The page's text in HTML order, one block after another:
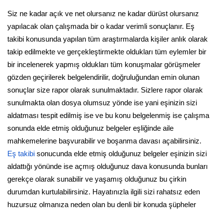
Siz ne kadar açık ve net olursanız ne kadar dürüst olursanız
yapılacak olan çalışmada bir o kadar verimli sonuçlanır. Eş
takibi konusunda yapılan tüm araştırmalarda kişiler anlık olarak
takip edilmekte ve gerçekleştirmekte oldukları tüm eylemler bir
bir incelenerek yapmış oldukları tüm konuşmalar görüşmeler
gözden geçirilerek belgelendirilir, doğruluğundan emin olunan
sonuçlar size rapor olarak sunulmaktadır. Sizlere rapor olarak
sunulmakta olan dosya olumsuz yönde ise yani eşinizin sizi
aldatması tespit edilmiş ise ve bu konu belgelenmiş ise çalışma
sonunda elde etmiş olduğunuz belgeler eşliğinde aile
mahkemelerine başvurabilir ve boşanma davası açabilirsiniz.
Eş takibi sonucunda elde etmiş olduğunuz belgeler eşinizin sizi
aldattığı yönünde ise açmış olduğunuz dava konusunda bunları
gerekçe olarak sunabilir ve yaşamış olduğunuz bu çirkin
durumdan kurtulabilirsiniz. Hayatınızla ilgili sizi rahatsız eden
huzursuz olmanıza neden olan bu denli bir konuda şüpheler